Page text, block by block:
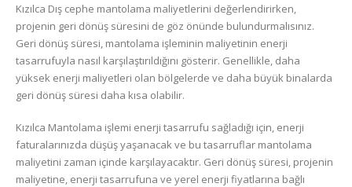
Kızılca Dış cephe mantolama maliyetlerini değerlendirirken,
projenin geri dönüş süresini de göz önünde bulundurmalısınız.
Geri dönüş süresi, mantolama işleminin maliyetinin enerji
tasarrufuyla nasıl karşılaştırıldığını gösterir. Genellikle, daha
yüksek enerji maliyetleri olan bölgelerde ve daha büyük binalarda
geri dönüş süresi daha kısa olabilir.
Kızılca Mantolama işlemi enerji tasarrufu sağladığı için, enerji
faturalarınızda düşüş yaşanacak ve bu tasarruflar mantolama
maliyetini zaman içinde karşılayacaktır. Geri dönüş süresi, projenin
maliyetine, enerji tasarrufuna ve yerel enerji fiyatlarına bağlı